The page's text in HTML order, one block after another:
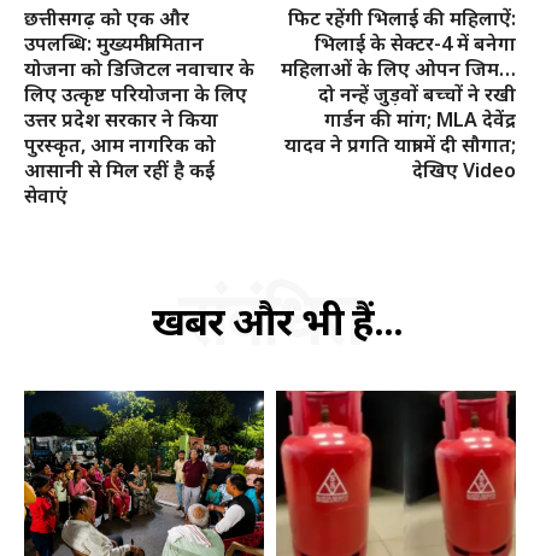
छत्तीसगढ़ को एक और
उपलब्धि: मुख्यमंत्री मितान
योजना को डिजिटल नवाचार के
लिए उत्कृष्ट परियोजना के लिए
उत्तर प्रदेश सरकार ने किया
पुरस्कृत, आम नागरिक को
आसानी से मिल रहीं है कई
सेवाएं
फिट रहेंगी भिलाई की महिलाऐं:
भिलाई के सेक्टर-4 में बनेगा
महिलाओं के लिए ओपन जिम…
दो नन्हें जुड़वों बच्चों ने रखी
गार्डन की मांग; MLA देवेंद्र
यादव ने ​प्रगति यात्रा में दी सौगात;
देखिए Video
खबरें और भी हैं...
संबंधित